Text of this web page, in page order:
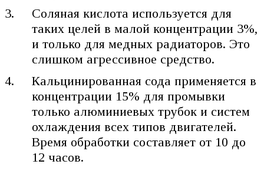
Соляная кислота используется для
таких целей в малой концентрации 3%,
и только для медных радиаторов. Это
слишком агрессивное средство.
Кальцинированная сода применяется в
концентрации 15% для промывки
только алюминиевых трубок и систем
охлаждения всех типов двигателей.
Время обработки составляет от 10 до
12 часов.